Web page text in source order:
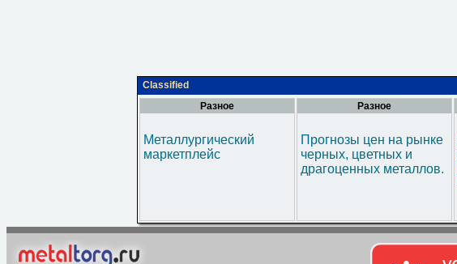
Classified
Разное
Металлургический
маркетплейс
Разное
Прогнозы цен на рынке
черных, цветных и
драгоценных металлов.